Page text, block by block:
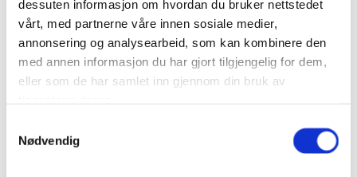
dessuten informasjon om hvordan du bruker nettstedet
vårt, med partnerne våre innen sosiale medier,
annonsering og analysearbeid, som kan kombinere den
med annen informasjon du har gjort tilgjengelig for dem,
eller som de har samlet inn gjennom din bruk av
Nødvendig
0